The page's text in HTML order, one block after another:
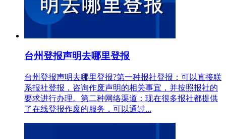
台州登报声明去哪里登报
台州登报声明去哪里登报?第一种报社登报：可以直接联
系报社登报，咨询作废声明的相关事宜，并按照报社的
要求进行办理。第二种网络渠道：现在很多报社都提供
了在线登报作废的服务，可以通过...